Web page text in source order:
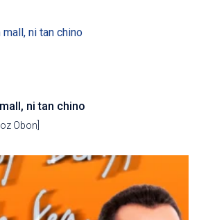
ni tan chino
Obon]